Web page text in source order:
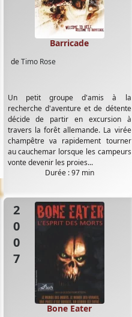
deTimo Rose
Barricade
Un petit groupe d'amis à la
recherche d'aventure et de détente
décide de partir en excursion à
travers la forêt allemande. La virée
champêtre va rapidement tourner
au cauchemar lorsque les campeurs
vonte devenir les proies...
Durée : 97 min
2007
Bone Eater